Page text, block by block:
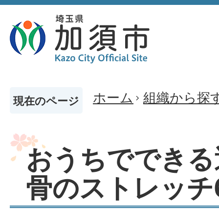
現在のページ ホーム 組織から探
おうちででき
骨のストレッ